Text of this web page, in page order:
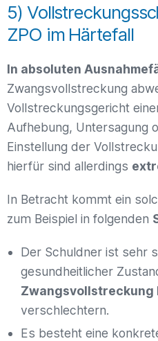
5)
ZPO im Härtefall
In absoluten
Zwangsvollstreckung
Vollstreckungsgericht
Aufhebung, Untersagung
Einstellung der
hierfür sind allerdings
In Betracht kommt ein
zum Beispiel in folgenden
Der Schuldner ist sehr
gesundheitlicher
Zwangsvollstreckung
verschlechtern.
Es besteht eine